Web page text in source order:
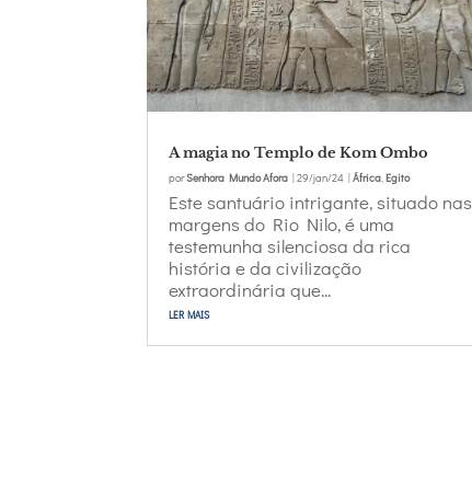
A magia no Templo de Kom Ombo
porSenhora Mundo Afora |29/jan/24 |África,Egito
Este santuário intrigante, situado nas
margens do Rio Nilo, é uma
testemunha silenciosa da rica
história e da civilização
extraordinária que...
ler mais